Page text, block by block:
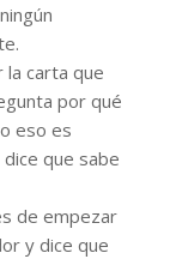
la carta que
por qué
eso es
que sabe
de empezar
y dice que